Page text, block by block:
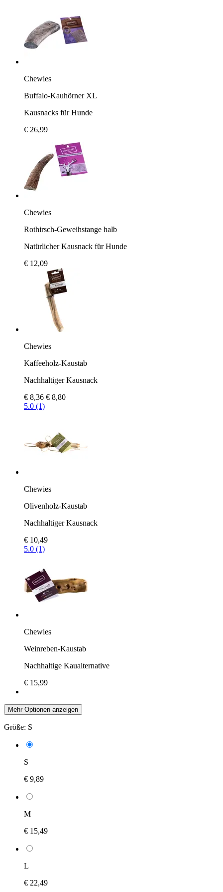
Chewies
Buffalo-Kauhörner XL
Kausnacks für Hunde
€ 26,99
Chewies
Rothirsch-Geweihstange halb
Natürlicher Kausnack für Hunde
€ 12,09
Chewies
Kaffeeholz-Kaustab
Nachhaltiger Kausnack
€ 8,36 € 8,80
5.0 (1)
Chewies
Olivenholz-Kaustab
Nachhaltiger Kausnack
€ 10,49
5.0 (1)
Chewies
Weinreben-Kaustab
Nachhaltige Kaualternative
€ 15,99
Mehr Optionen anzeigen
Größe: S
S
€ 9,89
M
€ 15,49
L
€ 22,49